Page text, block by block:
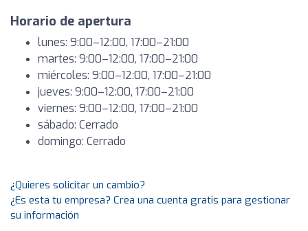
Horario de apertura
lunes: 9:00–12:00, 17:00–21:00
martes: 9:00–12:00, 17:00–21:00
miércoles: 9:00–12:00, 17:00–21:00
jueves: 9:00–12:00, 17:00–21:00
viernes: 9:00–12:00, 17:00–21:00
sábado: Cerrado
domingo: Cerrado
¿Quieres solicitar un cambio?
¿Es esta tu empresa? Crea una cuenta gratis para gestionar
su información